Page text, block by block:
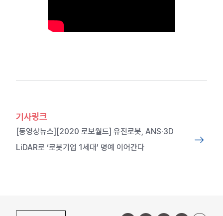
기사링크
[동영상뉴스][2020 로보월드] 유진로봇, ANS·3D
LiDAR로 ‘로봇기업 1세대’ 명예 이어간다